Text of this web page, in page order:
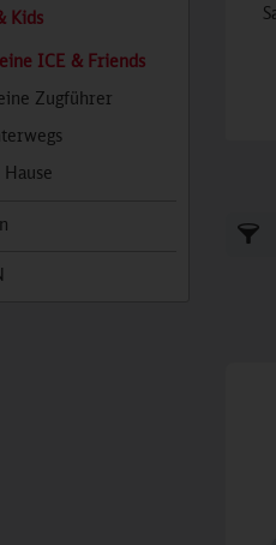
Kids
ICE & Friends
Zugführer